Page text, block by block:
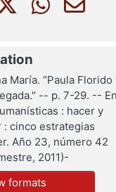
María. “Paula Florido
-- p. 7-29. --
: hacer y
cinco estrategias
Año 23, número 42
2011)-
formats